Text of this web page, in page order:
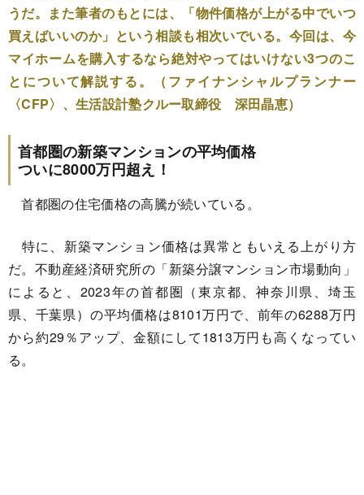
うだ。また筆者のもとには、「物件価格が上がる中でいつ
買えばいいのか」という相談も相次いでいる。今回は、今
マイホームを購入するなら絶対やってはいけない3つのこ
とについて解説する。（ファイナンシャルプランナー
〈CFP〉、生活設計塾クルー取締役 深田晶恵）
首都圏の新築マンションの平均価格
ついに8000万円超え！
首都圏の住宅価格の高騰が続いている。
特に、新築マンション価格は異常ともいえる上がり方
だ。不動産経済研究所の「新築分譲マンション市場動向」
によると、2023年の首都圏（東京都、神奈川県、埼玉
県、千葉県）の平均価格は8101万円で、前年の6288万円
から約29％アップ、金額にして1813万円も高くなってい
る。